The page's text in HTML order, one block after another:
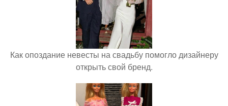
Как опоздание невесты на свадьбу помогло дизайнеру
открыть свой бренд.